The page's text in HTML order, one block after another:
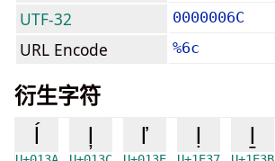
UTF-32 0000006C
URL Encode %6c
衍生字符
ĺ ļ ľ ḷ ḻ